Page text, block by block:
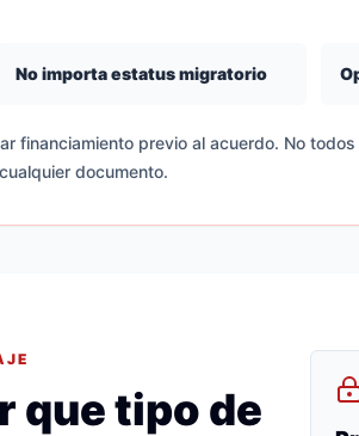
No importa estatus migratorio
financiamiento previo al acuerdo. No
documento.
que tipo de